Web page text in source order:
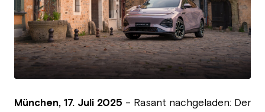
JPG
München, 17. Juli 2025 – Rasant nachgeladen: Der